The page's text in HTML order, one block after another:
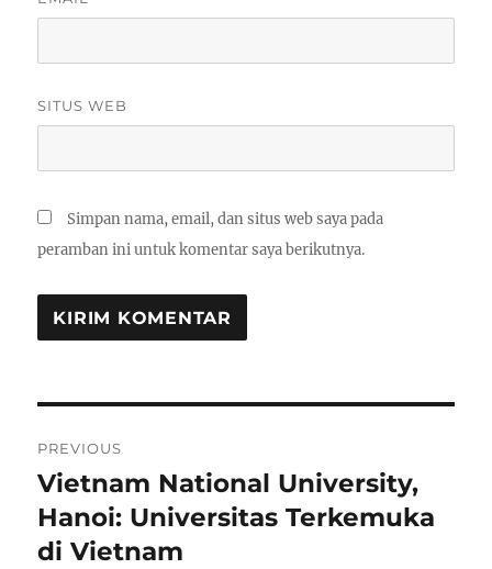
SITUS WEB
Simpan nama, email, dan situs web saya pada
peramban ini untuk komentar saya berikutnya.
pos
PREVIOUS
Previous
post:
Vietnam National University,
Hanoi: Universitas Terkemuka
di Vietnam